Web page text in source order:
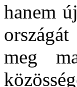
hanem
meg